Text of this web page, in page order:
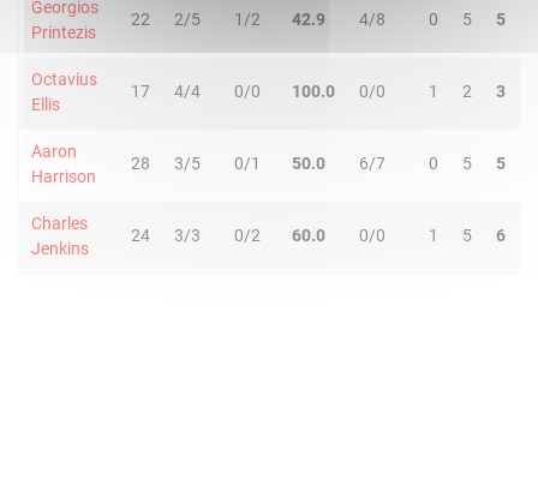
Georgios
Printezis
22 2/5 1/2 42.9 4/8 0 5 5
Octavius
Ellis
17 4/4 0/0 100.0 0/0 1 2 3
Aaron
Harrison
28 3/5 0/1 50.0 6/7 0 5 5
Charles
Jenkins
24 3/3 0/2 60.0 0/0 1 5 6